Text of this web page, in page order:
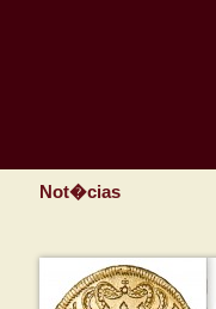
Not�cias